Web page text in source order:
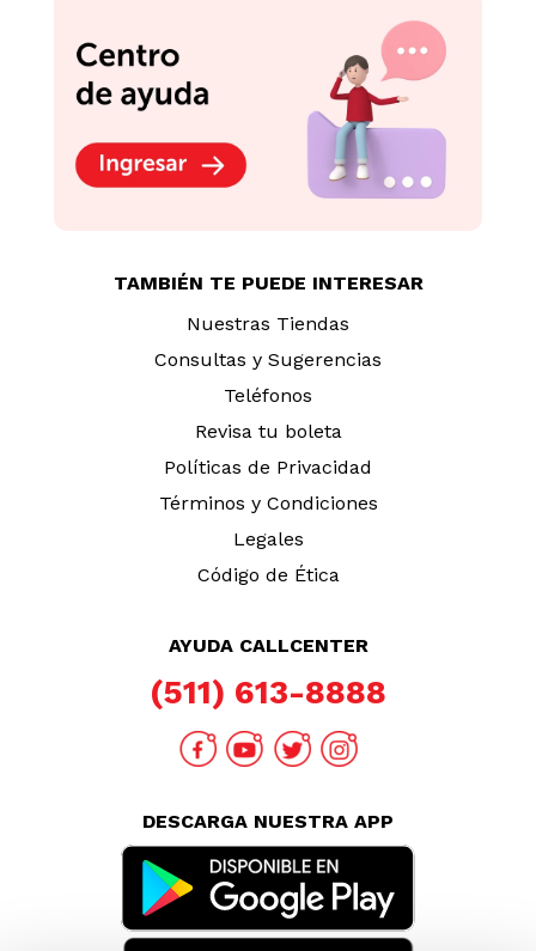
TAMBIÉN TE PUEDE INTERESAR
Nuestras Tiendas
Consultas y Sugerencias
Teléfonos
Revisa tu boleta
Políticas de Privacidad
Términos y Condiciones
Legales
Código de Ética
AYUDA CALLCENTER
(511) 613-8888
DESCARGA NUESTRA APP